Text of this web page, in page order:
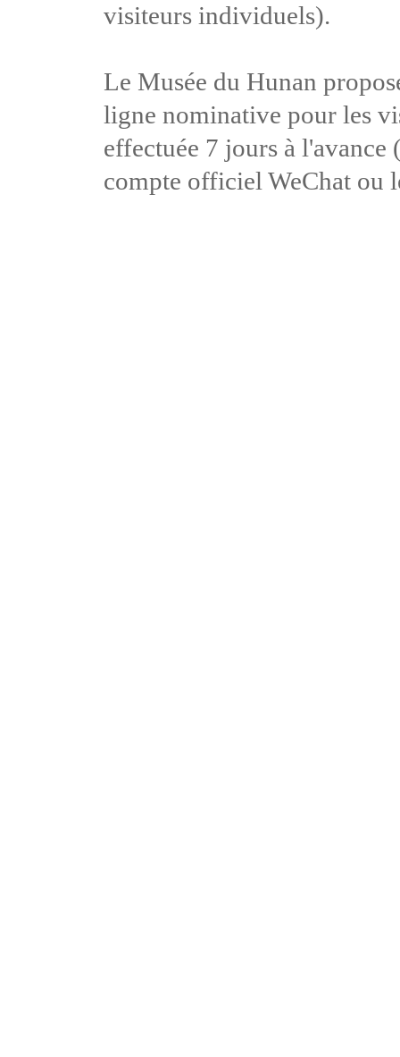
visiteurs individuels).
Le Musée du Hunan
ligne nominative pour les
effectuée 7 jours à
compte officiel WeChat ou